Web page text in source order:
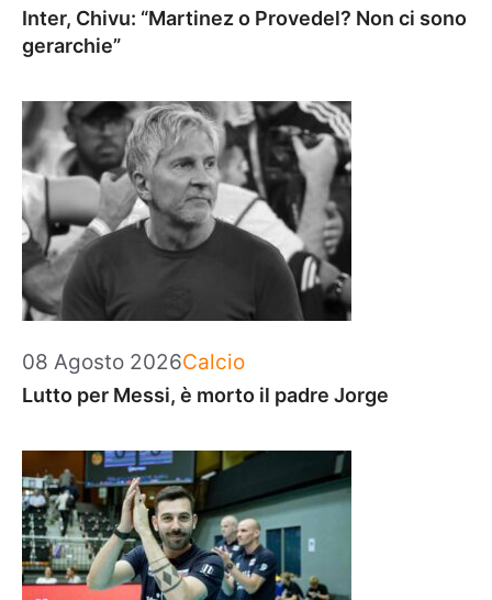
Inter, Chivu: “Martinez o Provedel? Non ci sono
gerarchie”
08 Agosto 2026Categorie
Calcio
Lutto per Messi, è morto il padre Jorge